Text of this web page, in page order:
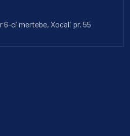
6-ci mertebe, Xocali pr. 55